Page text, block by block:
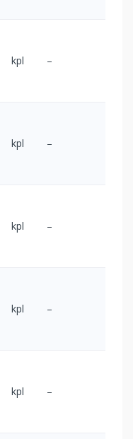
kpl –
kpl –
kpl –
kpl –
kpl –